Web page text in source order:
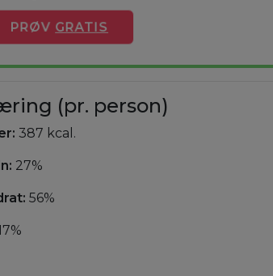
PRØV GRATIS
(pr. person)
387 kcal.
27%
56%